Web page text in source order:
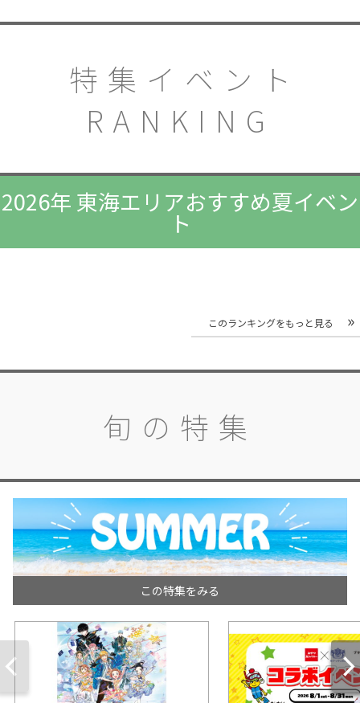
特集イベント
RANKING
2026年 東海エリアおすすめ夏イベン
ト
このランキングをもっと見る
旬の特集
この特集をみる